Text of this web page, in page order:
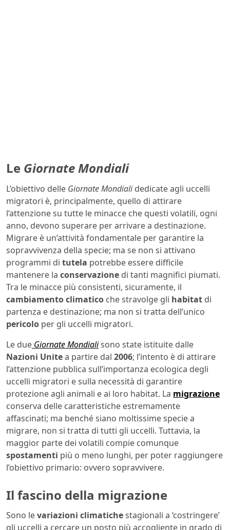
Le Giornate Mondiali
L’obiettivo delle Giornate Mondialidedicate agli uccelli
migratori è, principalmente, quello di attirare
l’attenzione su tutte le minacce che questi volatili, ogni
anno, devono superare per arrivare a destinazione.
Migrare è un’attività fondamentale per garantire la
sopravvivenza della specie; ma se non si attivano
programmi di tutela potrebbe essere difficile
mantenere la conservazione di tanti magnifici piumati.
Tra le minacce più consistenti, sicuramente, il
cambiamento climatico che stravolge gli habitat di
partenza e destinazione; ma non si tratta dell’unico
pericolo per gli uccelli migratori.
Le due Giornate Mondialisono state istituite dalle
Nazioni Unitea partire dal 2006; l’intento è di attirare
l’attenzione pubblica sull’importanza ecologica degli
uccelli migratori e sulla necessità di garantire
protezione agli animali e ai loro habitat. La migrazione
conserva delle caratteristiche estremamente
affascinati; ma benché siano moltissime specie a
migrare, non si tratta di tutti gli uccelli. Tuttavia, la
maggior parte dei volatili compie comunque
spostamenti più o meno lunghi, per poter raggiungere
l’obiettivo primario: ovvero sopravvivere.
Il fascino della migrazione
Sono levariazioni climatichestagionali a ‘costringere’
gli uccelli a cercare un posto più accogliente in grado di